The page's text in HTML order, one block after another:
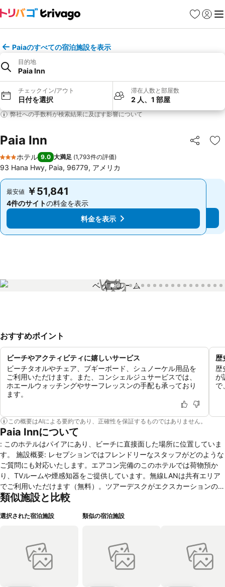
お気に入り
ログイ
メ
Paiaのすべての宿泊施設を表示
目的地
Paia Inn
チェックイン/アウト
日付を選択
滞在人数と部屋数
2 人、1 部屋
弊社への手数料が検索結果に及ぼす影響について
Paia Inn シェア
お
3 ホテルのランク
ホテル 9.0 大満足 (1,793件の評価)
93 Hana Hwy, Paia, 96779, アメリカ
最安値 ￥51,841
4件のサイトの料金を表示
料金を表示
最安値 ￥51,841
4件のサイトの料金を表示
料金を表示
1 / 99
おすすめポイント
ビーチやアクティビティに嬉しいサービス
ビーチタオルやチェア、ブギーボード、シュノーケル用品を
ご利用いただけます。また、コンシェルジュサービスでは、
ホエールウォッチングやサーフレッスンの手配も承っており
ます。
歴
歴
が
で
この概要はAIによる要約であり、正確性を保証するものではありません。
Paia Innについて
: このホテルはパイアにあり、ビーチに直接面した場所に位置していま
す。 施設概要: レセプションではフレンドリーなスタッフがどのような
ご質問にも対応いたします。エアコン完備のこのホテルでは荷物預か
り、TVルームや煙感知器をご提供しています。無線LANは共有エリア
でご利用いただけます（無料）。ツアーデスクがエクスカーションのご
予約をお手伝いします。また、各種ショップもご利用いただけます。お
越しのお客さまは、ご要望に応じて駐車場（無料）をご利用いただけま
ット敷きで、ダブルベッド、クイーンサイズベッドまたはキングサイズ
ベッドが備え付けられています。金庫では、お客さまの所持品を安全・
確実に保管できます。ちょっとした自炊がいつでも簡単にできるよう
類似施設と比較
選択された宿泊施設 類似の宿泊施設